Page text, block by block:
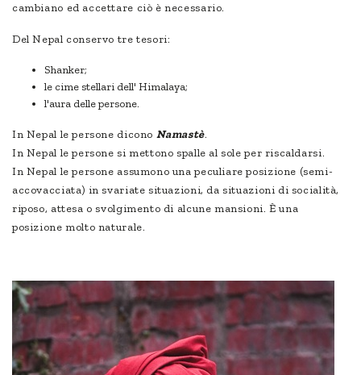
cambiano ed accettare ciò è necessario.
Del Nepal conservo tre tesori:
Shanker;
le cime stellari dell' Himalaya;
l'aura delle persone.
In Nepal le persone dicono Namastè.
In Nepal le persone si mettono spalle al sole per riscaldarsi.
In Nepal le persone assumono una peculiare posizione (semi-
accovacciata) in svariate situazioni, da situazioni di socialità,
riposo, attesa o svolgimento di alcune mansioni. È una
posizione molto naturale.